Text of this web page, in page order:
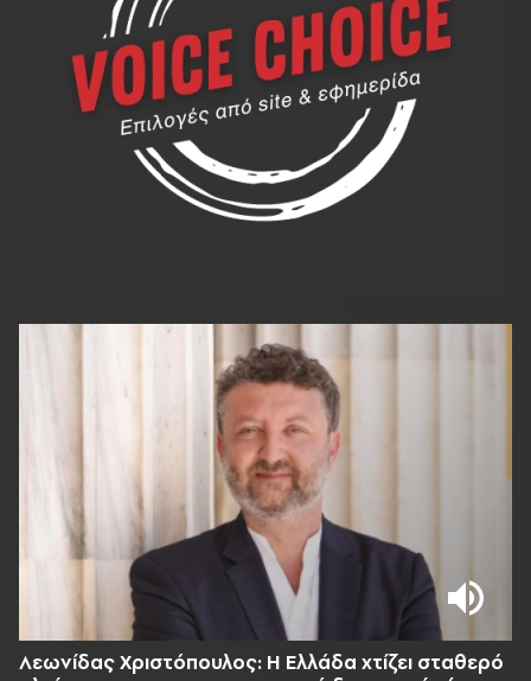
Λεωνίδας Χριστόπουλος: Η Ελλάδα χτίζει σταθερό